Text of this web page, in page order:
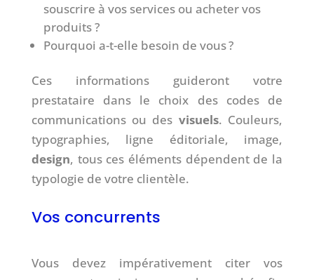
souscrire à vos services ou acheter vos
produits ?
Pourquoi a-t-elle besoin de vous ?
Ces informations guideront votre
prestataire dans le choix des codes de
communications ou des visuels. Couleurs,
typographies, ligne éditoriale, image,
design, tous ces éléments dépendent de la
typologie de votre clientèle.
Vos concurrents
Vous devez impérativement citer vos